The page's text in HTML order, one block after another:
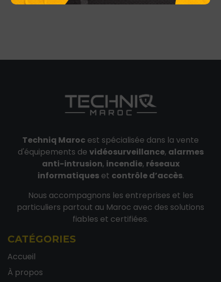
Techniq Maroc est spécialisée dans la vente
d'équipements de vidéosurveillance, alarmes
anti-intrusion, incendie, réseaux
informatiqueset contrôle d’accès.
Nous accompagnons les entreprises et les
particuliers partout au Maroc avec des solutions
fiables et certifiées.
CATÉGORIES
Accueil
À propos